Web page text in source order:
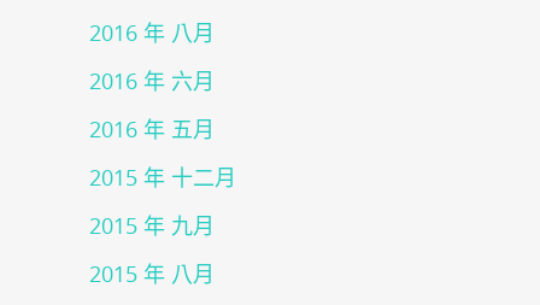
2016 年 八月
2016 年 六月
2016 年 五月
2015 年 十二月
2015 年 九月
2015 年 八月